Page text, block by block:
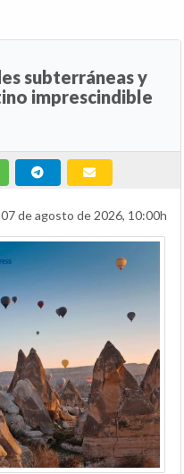
subterráneas y
imprescindible
07 de agosto de 2026, 10:00h